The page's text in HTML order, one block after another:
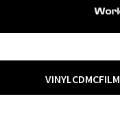
VINYLCDMCFILM